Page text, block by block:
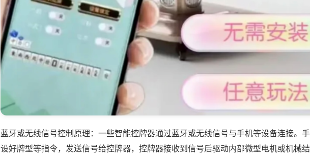
蓝牙或无线信号控制原理：一些智能控牌器通过蓝牙或无线信号与手机等设备连接。
设好牌型等指令，发送信号给控牌器，控牌器接收到信号后驱动内部微型电机或机械